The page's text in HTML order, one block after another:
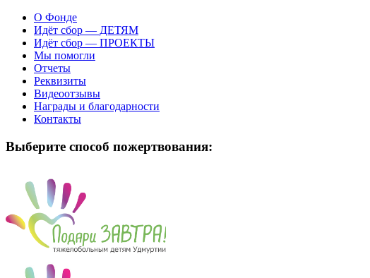
О Фонде
Идёт сбор — ДЕТЯМ
Идёт сбор — ПРОЕКТЫ
Мы помогли
Отчеты
Реквизиты
Видеоотзывы
Награды и благодарности
Контакты
Выберите способ пожертвования: